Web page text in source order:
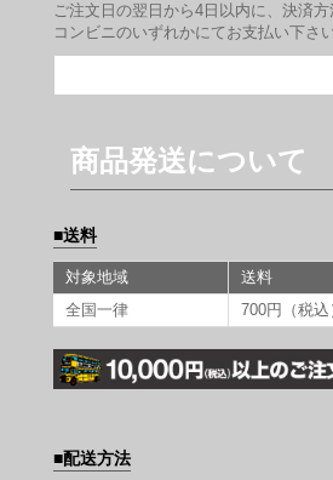
ご注文日の翌日から4日以内に、決済
コンビニのいずれかにてお支払い下さい
商品発送について
送料
対象地域
送料
全国一律
700円（税込
配送方法